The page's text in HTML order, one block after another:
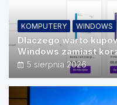
KOMPUTERY WINDOWS
Dlaczego warto
Windows zamiast
źródeł?
5 sierpnia 2026